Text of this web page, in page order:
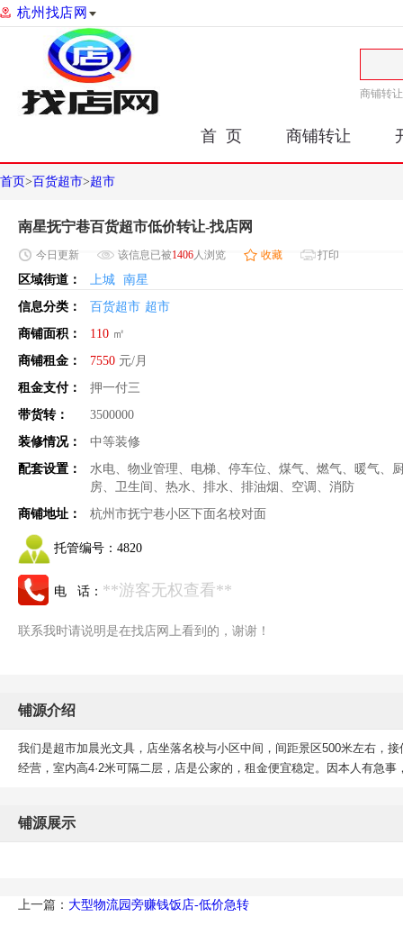
杭州找店网
商铺转让
首 页 商铺转让
首页>百货超市>超市
南星抚宁巷百货超市低价转让-找店网
今日 更新 该信息已被1406人浏览 收藏 打印
区域街道： 上城 南星
信息分类：
百货超市 超市
商铺面积：
110 ㎡
商铺租金：
7550 元/月
租金支付：
押一付三
带货转：
3500000
装修情况：
中等装修
配套设置：
水电、物业管理、电梯、停车位、煤气、燃气、暖气、
房、卫生间、热水、排水、排油烟、空调、消防
商铺地址：
杭州市抚宁巷小区下面名校对面
托管编号： 4820
电 话： **游客无权查看**
联系我时请说明是在找店网上看到的，谢谢！
铺源介绍
我们是超市加晨光文具，店坐落名校与小区中间，间距景区500米左右，
经营，室内高4·2米可隔二层，店是公家的，租金便宜稳定。因本人有急事
铺源展示
上一篇： 大型物流园旁赚钱饭店-低价急转